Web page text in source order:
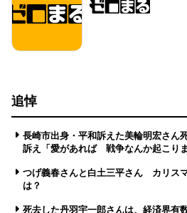
追悼
長崎市出身・平和訴えた美輪明宏さ
訴え「愛があれば 戦争なんか起こりま
つげ義春さんと白土三平さん カリス
は？
死去した丹羽宇一郎さんは、経済界